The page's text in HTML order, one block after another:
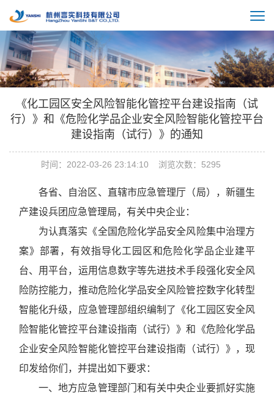
《化工园区安全风险智能化管控平台建设指南（试
行）》和《危险化学品企业安全风险智能化管控平台
建设指南（试行）》的通知
时间：2022-03-26 23:14:10 浏览次数：5295
各省、自治区、直辖市应急管理厅（局），新疆生
产建设兵团应急管理局，有关中央企业：
为认真落实《全国危险化学品安全风险集中治理方
案》部署，有效指导化工园区和危险化学品企业建平
台、用平台，运用信息数字等先进技术手段强化安全风
险防控能力，推动危险化学品安全风险管控数字化转型
智能化升级，应急管理部组织编制了《化工园区安全风
险智能化管控平台建设指南（试行）》和《危险化学品
企业安全风险智能化管控平台建设指南（试行）》，现
印发给你们，并提出如下要求：
一、地方应急管理部门和有关中央企业要抓好实施